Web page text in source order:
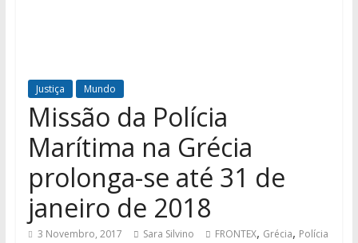
Justiça Mundo
Missão da Polícia
Marítima na Grécia
prolonga-se até 31 de
janeiro de 2018
3 Novembro, 2017 Sara Silvino FRONTEX, Grécia, Polícia